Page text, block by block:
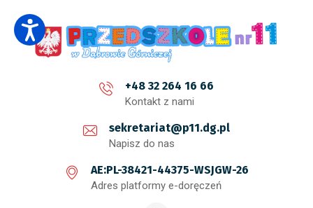
+48 32 264 16 66
Kontakt z nami
sekretariat@p11.dg.pl
Napisz do nas
AE:PL-38421-44375-WSJGW-26
Adres platformy e-doręczeń